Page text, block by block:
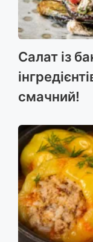
Салат із
смачний!